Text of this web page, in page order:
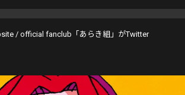
/ official fanclub「あらき組」がTwitter